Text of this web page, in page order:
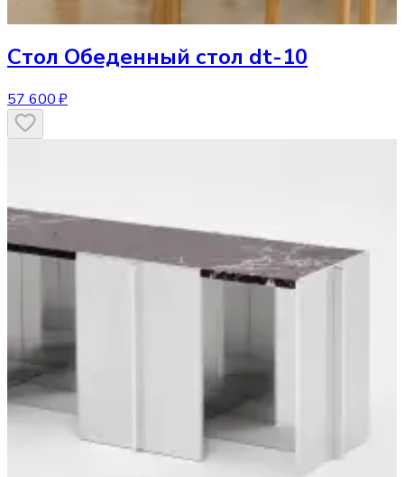
Стол Обеденный стол dt-10
57 600 ₽